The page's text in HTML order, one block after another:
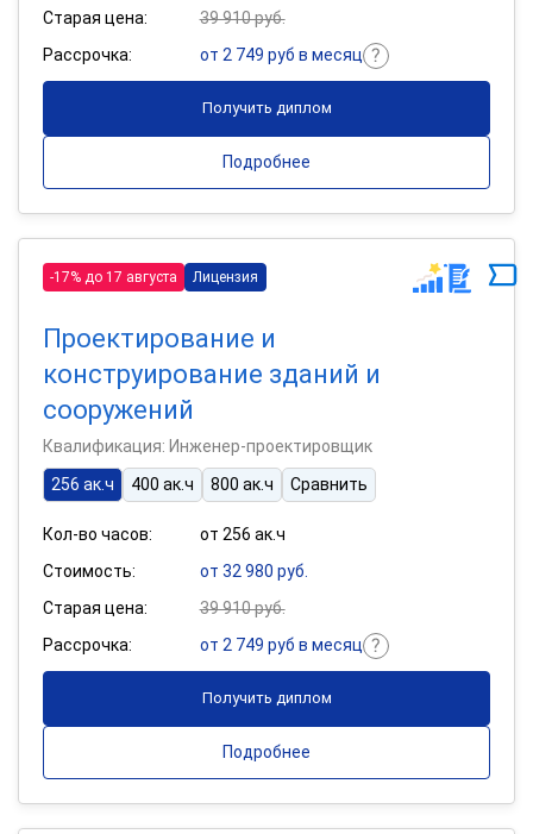
Старая цена:
39 910 руб.
Рассрочка:
от 2 749 руб в месяц
Получить диплом
Подробнее
-17% до 17 августа Лицензия
Проектирование и
конструирование зданий и
сооружений
Квалификация: Инженер-проектировщик
256 ак.ч
400 ак.ч 800 ак.ч Сравнить
Кол-во часов:
от 256 ак.ч
Стоимость:
от 32 980 руб.
Старая цена:
39 910 руб.
Рассрочка:
от 2 749 руб в месяц
Получить диплом
Подробнее